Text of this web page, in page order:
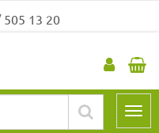
505 13 20